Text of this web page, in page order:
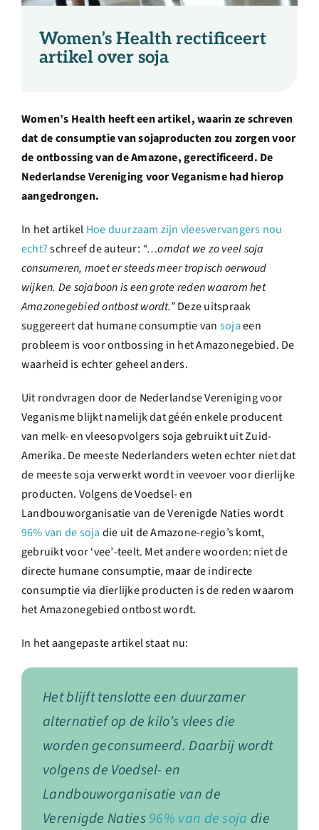
Over ons
Ondernemer
Shop
English
Women’s Health rectificeert
artikel over soja
Women’s Health heeft een artikel, waarin ze schreven
dat de consumptie van sojaproducten zou zorgen voor
de ontbossing van de Amazone, gerectificeerd. De
Nederlandse Vereniging voor Veganisme had hierop
aangedrongen.
In het artikel Hoe duurzaam zijn vleesvervangers nou
echt?schreef de auteur: “…omdat we zo veel soja
consumeren, moet er steeds meer tropisch oerwoud
wijken. De sojaboon is een grote reden waarom het
Amazonegebied ontbost wordt.”Deze uitspraak
suggereert dat humane consumptie van sojaeen
probleem is voor ontbossing in het Amazonegebied. De
waarheid is echter geheel anders.
Uit rondvragen door de Nederlandse Vereniging voor
Veganisme blijkt namelijk dat géén enkele producent
van melk- en vleesopvolgers soja gebruikt uit Zuid-
Amerika. De meeste Nederlanders weten echter niet dat
de meeste soja verwerkt wordt in veevoer voor dierlijke
producten. Volgens de Voedsel- en
Landbouworganisatie van de Verenigde Naties wordt
96% van de soja die uit de Amazone-regio’s komt,
gebruikt voor ‘vee’-teelt. Met andere woorden: niet de
directe humane consumptie, maar de indirecte
consumptie via dierlijke producten is de reden waarom
het Amazonegebied ontbost wordt.
In het aangepaste artikel staat nu:
Het blijft tenslotte een duurzamer
alternatief op de kilo’s vlees die
worden geconsumeerd. Daarbij wordt
volgens de Voedsel- en
Landbouworganisatie van de
Verenigde Naties96% van de soja die